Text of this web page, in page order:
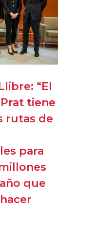
“El
tiene
rutas de
para
que